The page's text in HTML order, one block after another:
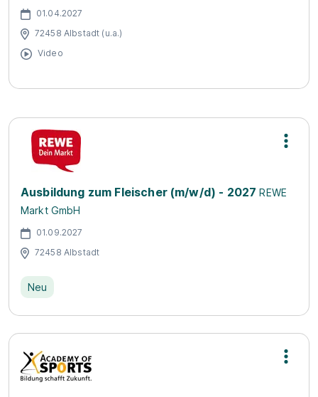
01.04.2027
72458 Albstadt (u.a.)
Video
Ausbildung zum Fleischer (m/w/d) - 2027 REWE
Markt GmbH
01.09.2027
72458 Albstadt
Neu